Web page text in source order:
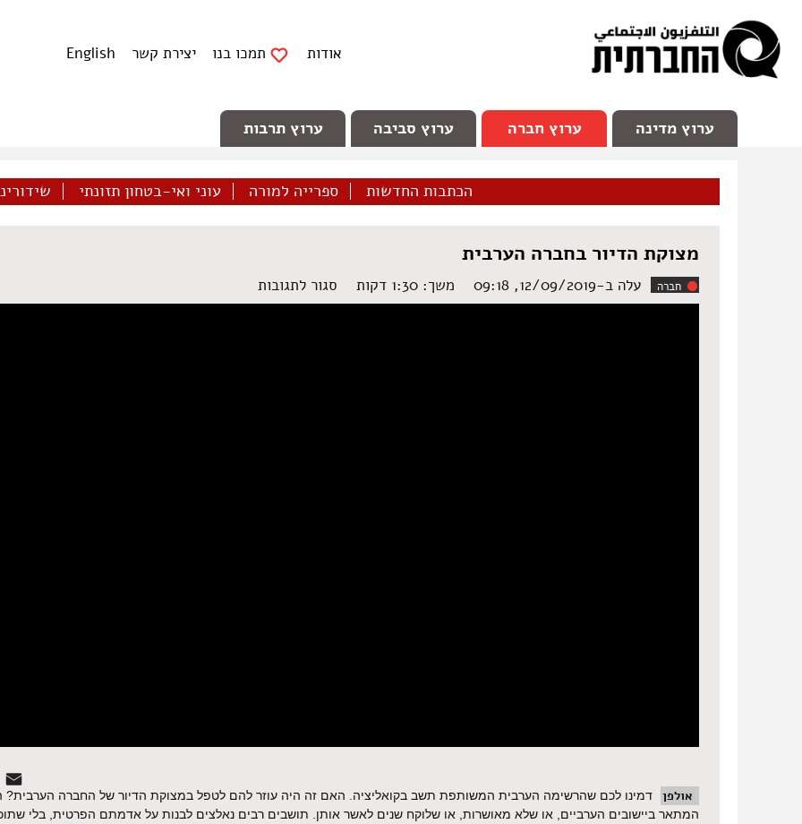
אודות תמכו בנו יצירת קשר English
ערוץ מדינה ערוץ חברה ערוץ סביבה ערוץ תרבות
הכתבות החדשות ספרייה למורה עוני ואי-בטחון תזונתי
מצוקת הדיור בחברה הערבית
חברה עלה ב-12/09/2019, 09:18 משך: ‏1:30 דקות סגור לתגובותעל
מצוקת
אולפן
דמינו לכם שהרשימה הערבית המשותפת תשב בקואליציה. האם זה היה עוזר להם לטפל במצוקת הדיור של החברה הערבית?
המתאר ביישובים הערביים, או שלא מאושרות, או שלוקח שנים לאשר אותן. תושבים רבים נאלצים לבנות על אדמתם הפרטית, בלי